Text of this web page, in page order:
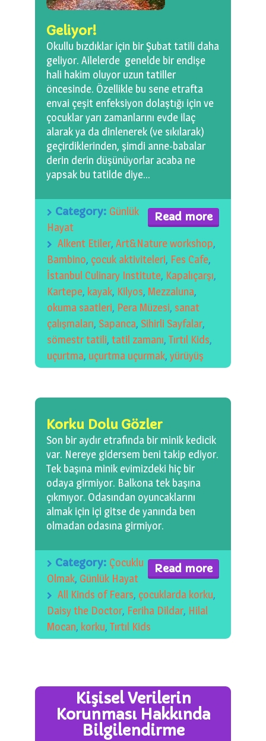
Geliyor!
Okullu bızdıklar için bir Şubat tatili daha
geliyor. Ailelerde genelde bir endişe
hali hakim oluyor uzun tatiller
öncesinde. Özellikle bu sene etrafta
envai çeşit enfeksiyon dolaştığı için ve
çocuklar yarı zamanlarını evde ilaç
alarak ya da dinlenerek (ve sıkılarak)
geçirdiklerinden, şimdi anne-babalar
derin derin düşünüyorlar acaba ne
yapsak bu tatilde diye…
Read more
Category: Günlük
Hayat
Alkent Etiler, Art&Nature workshop,
Bambino, çocuk aktiviteleri, Fes Cafe,
İstanbul Culinary Institute, Kapalıçarşı,
Kartepe, kayak, Kilyos, Mezzaluna,
okuma saatleri, Pera Müzesi, sanat
çalışmaları, Sapanca, Sihirli Sayfalar,
sömestr tatili, tatil zamanı,Tırtıl Kids,
uçurtma, uçurtma uçurmak, yürüyüş
Korku Dolu Gözler
Son bir aydır etrafında bir minik kedicik
var. Nereye gidersem beni takip ediyor.
Tek başına minik evimizdeki hiç bir
odaya girmiyor. Balkona tek başına
çıkmıyor. Odasından oyuncaklarını
almak için içi gitse de yanında ben
olmadan odasına girmiyor.
Read more
Category: Çocuklu
Olmak, Günlük Hayat
All Kinds of Fears, çocuklarda korku,
Daisy the Doctor, Feriha Dildar, Hilal
Mocan, korku,Tırtıl Kids
Kişisel Verilerin
Korunması Hakkında
Bilgilendirme